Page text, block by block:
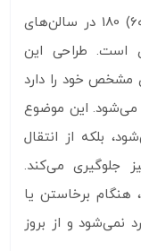
کاربرد اصلی فری استال لوله 2 اینچ (لوله6) 180 در سالن‌های
است. طراحی این
مشخص خود را دارد
می‌شود. این موضوع
بلکه از انتقال
جلوگیری می‌کند.
برخاستن یا
نمی‌شود و از بروز